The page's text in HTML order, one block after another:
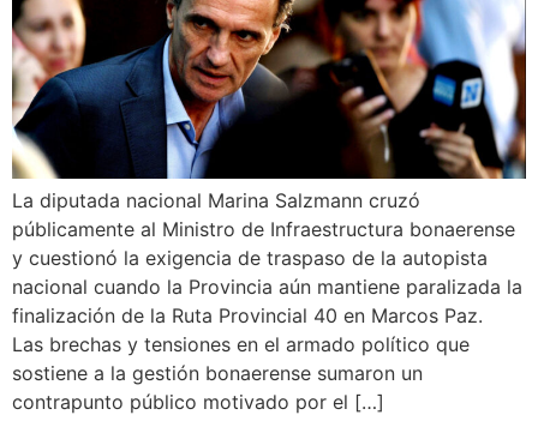
La diputada nacional Marina Salzmann cruzó
públicamente al Ministro de Infraestructura bonaerense
y cuestionó la exigencia de traspaso de la autopista
nacional cuando la Provincia aún mantiene paralizada la
finalización de la Ruta Provincial 40 en Marcos Paz.
Las brechas y tensiones en el armado político que
sostiene a la gestión bonaerense sumaron un
contrapunto público motivado por el […]